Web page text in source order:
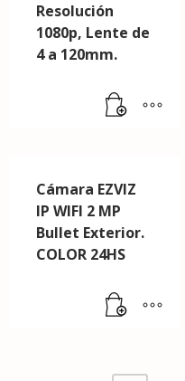
Resolución
1080p, Lente de
4 a 120mm.
Cámara EZVIZ
IP WIFI 2 MP
Bullet Exterior.
COLOR 24HS